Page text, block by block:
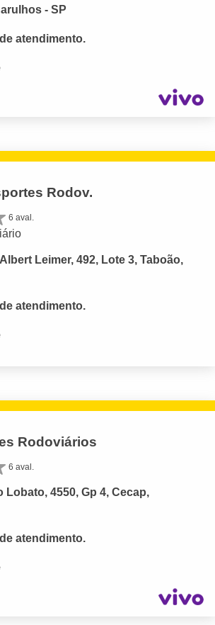
- SP
atendimento.
Rodov.
6 aval.
Leimer, 492, Lote 3, Taboão,
atendimento.
Rodoviários
6 aval.
Lobato, 4550, Gp 4, Cecap,
atendimento.